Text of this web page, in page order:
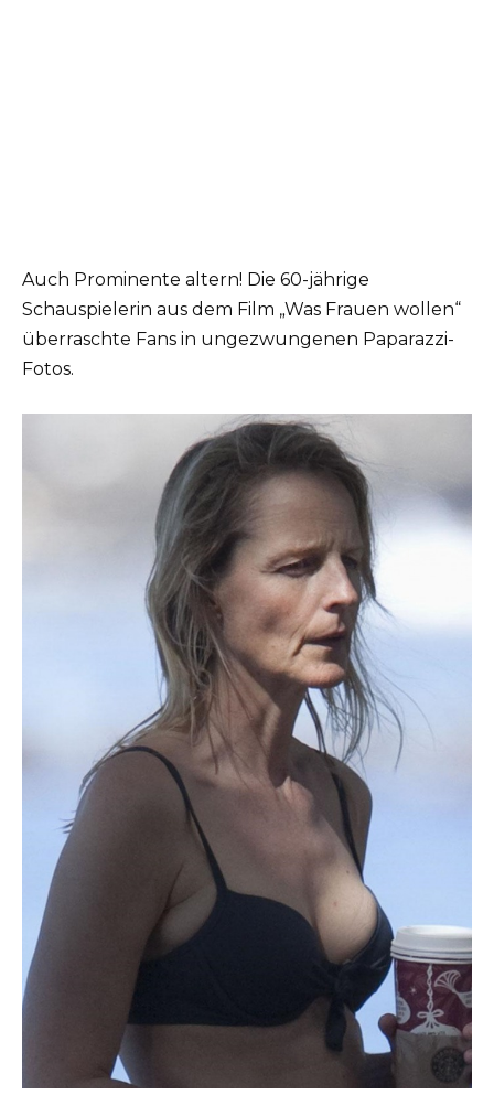
Auch Prominente altern! Die 60-jährige
Schauspielerin aus dem Film „Was Frauen wollen“
überraschte Fans in ungezwungenen Paparazzi-
Fotos.